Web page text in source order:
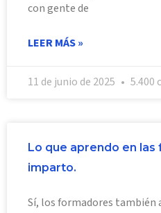
con gente de
LEER MÁS »
11 de junio de 2025 5.400
Lo que aprendo en
imparto.
Sí, los formadores también